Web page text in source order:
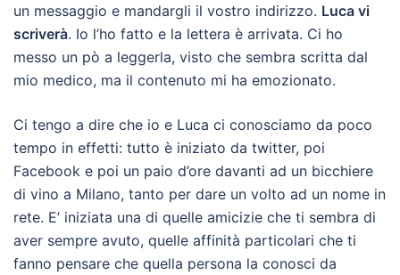
un messaggio e mandargli il vostro indirizzo. Luca vi
scriverà. Io l’ho fatto e la lettera è arrivata. Ci ho
messo un pò a leggerla, visto che sembra scritta dal
mio medico, ma il contenuto mi ha emozionato.
Ci tengo a dire che io e Luca ci conosciamo da poco
tempo in effetti: tutto è iniziato da twitter, poi
Facebook e poi un paio d’ore davanti ad un bicchiere
di vino a Milano, tanto per dare un volto ad un nome in
rete. E’ iniziata una di quelle amicizie che ti sembra di
aver sempre avuto, quelle affinità particolari che ti
fanno pensare che quella persona la conosci da